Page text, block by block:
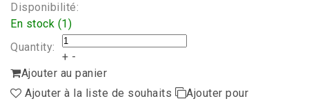
Disponibilité:
En stock (1)
Quantity:
+ -
Ajouter au panier
Ajouter à la liste de souhaits
Ajouter pour